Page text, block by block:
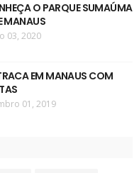
O PARQUE SUMAÚMA
MANAUS
03, 2020
EM MANAUS COM
01, 2019